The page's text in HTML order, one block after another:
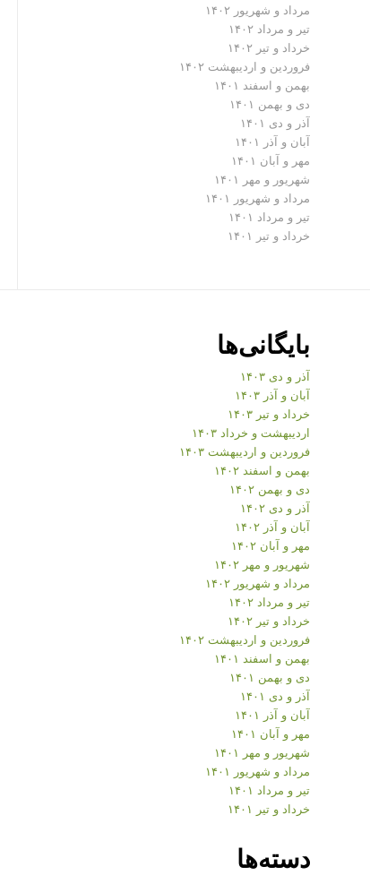
مرداد و شهریور ۱۴۰۲
تیر و مرداد ۱۴۰۲
خرداد و تیر ۱۴۰۲
فروردین و اردیبهشت ۱۴۰۲
بهمن و اسفند ۱۴۰۱
دی و بهمن ۱۴۰۱
آذر و دی ۱۴۰۱
آبان و آذر ۱۴۰۱
مهر و آبان ۱۴۰۱
شهریور و مهر ۱۴۰۱
مرداد و شهریور ۱۴۰۱
تیر و مرداد ۱۴۰۱
خرداد و تیر ۱۴۰۱
بایگانی‌ها
آذر و دی ۱۴۰۳
آبان و آذر ۱۴۰۳
خرداد و تیر ۱۴۰۳
اردیبهشت و خرداد ۱۴۰۳
فروردین و اردیبهشت ۱۴۰۳
بهمن و اسفند ۱۴۰۲
دی و بهمن ۱۴۰۲
آذر و دی ۱۴۰۲
آبان و آذر ۱۴۰۲
مهر و آبان ۱۴۰۲
شهریور و مهر ۱۴۰۲
مرداد و شهریور ۱۴۰۲
تیر و مرداد ۱۴۰۲
خرداد و تیر ۱۴۰۲
فروردین و اردیبهشت ۱۴۰۲
بهمن و اسفند ۱۴۰۱
دی و بهمن ۱۴۰۱
آذر و دی ۱۴۰۱
آبان و آذر ۱۴۰۱
مهر و آبان ۱۴۰۱
شهریور و مهر ۱۴۰۱
مرداد و شهریور ۱۴۰۱
تیر و مرداد ۱۴۰۱
خرداد و تیر ۱۴۰۱
دسته‌ها